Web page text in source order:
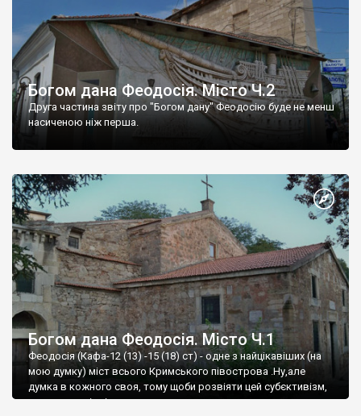
Богом дана Феодосія. Місто Ч.2
Друга частина звіту про "Богом дану" Феодосію буде не менш
насиченою ніж перша.
Богом дана Феодосія. Місто Ч.1
Феодосія (Кафа-12 (13) -15 (18) ст) - одне з найцікавіших (на
мою думку) міст всього Кримського півострова .Ну,але
думка в кожного своя, тому щоби розвіяти цей субєктивізм,
запрошую відвідати це